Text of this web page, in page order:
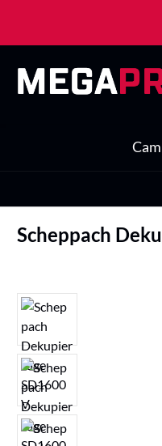
Scheppach
Bildergalerie überspringen